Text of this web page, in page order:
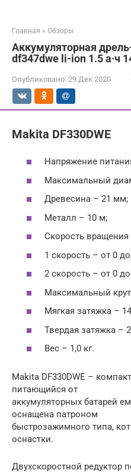
Главная » Обзоры
Аккумуляторная
df347dwe li-ion 1.5 а·ч
Опубликовано: 29 Дек 2020
Makita DF330DWE
Напряжение
Максимальный
Древесина – 21 мм;
Металл – 10 м;
Скорость вращения
1 скорость – от 0
2 скорость – от 0
Максимальный
Мягкая затяжка –
Твердая затяжка –
Вес – 1,0 кг.
Makita DF330DWE –
питающийся от
аккумуляторных батарей
оснащена патроном
быстрозажимного типа,
оснастки.
Двухскоростной редуктор